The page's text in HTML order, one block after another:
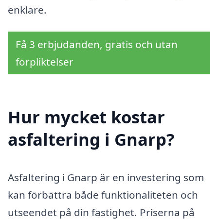
enklare.
Få 3 erbjudanden, gratis och utan
förpliktelser
Hur mycket kostar
asfaltering i Gnarp?
Asfaltering i Gnarp är en investering som
kan förbättra både funktionaliteten och
utseendet på din fastighet. Priserna på